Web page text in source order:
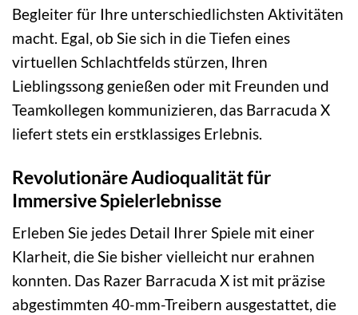
Begleiter für Ihre unterschiedlichsten Aktivitäten
macht. Egal, ob Sie sich in die Tiefen eines
virtuellen Schlachtfelds stürzen, Ihren
Lieblingssong genießen oder mit Freunden und
Teamkollegen kommunizieren, das Barracuda X
liefert stets ein erstklassiges Erlebnis.
Revolutionäre Audioqualität für
Immersive Spielerlebnisse
Erleben Sie jedes Detail Ihrer Spiele mit einer
Klarheit, die Sie bisher vielleicht nur erahnen
konnten. Das Razer Barracuda X ist mit präzise
abgestimmten 40-mm-Treibern ausgestattet, die